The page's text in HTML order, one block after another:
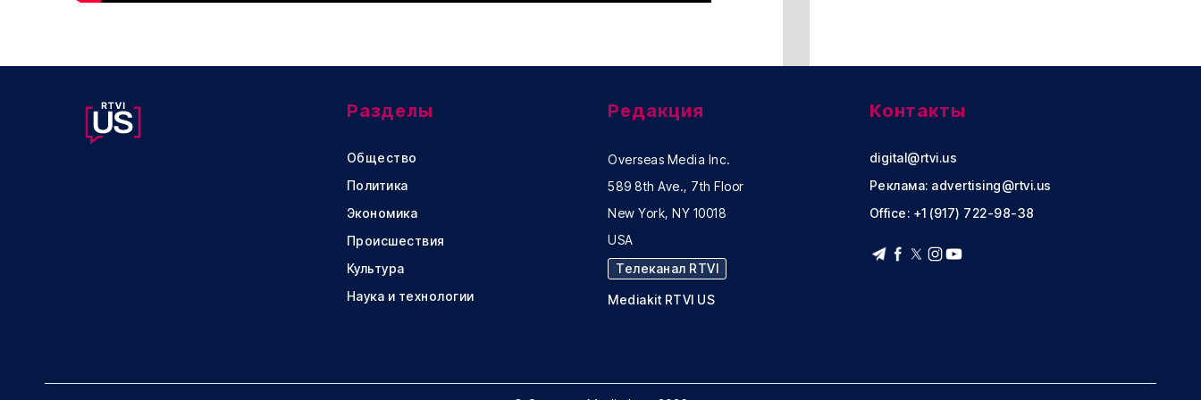
Разделы
Общество
Политика
Экономика
Происшествия
Культура
Наука и технологии
Редакция
Overseas Media Inc.
589 8th Ave., 7th Floor
New York, NY 10018
USA
Телеканал RTVI
Mediakit RTVI US
Контакты
digital@rtvi.us
Реклама: advertising@rtvi.us
Office: +1 (917) 722-98-38